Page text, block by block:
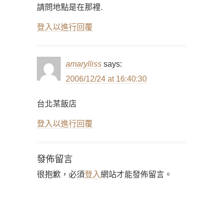
請問地點是在那裡.
登入以進行回覆
amarylliss says:
2006/12/24 at 16:40:30
台北某飯店
登入以進行回覆
發佈留言
很抱歉，必須登入網站才能發佈留言。